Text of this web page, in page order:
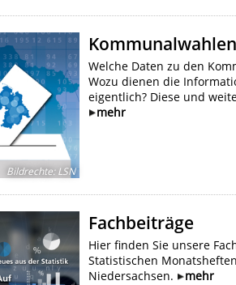
Bildrechte:LSN
Welche Daten zu den
Wozu dienen die
eigentlich? Diese und
mehr
Fachbeiträge
Hier finden Sie unsere
Statistischen
Niedersachsen.
mehr